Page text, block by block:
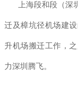
上海段和段（
迁及樟坑径机场建
升机场搬迁工作，
力深圳腾飞。